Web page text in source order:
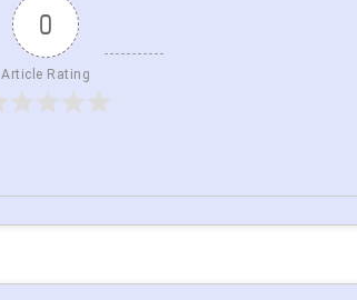
0
Article Rating